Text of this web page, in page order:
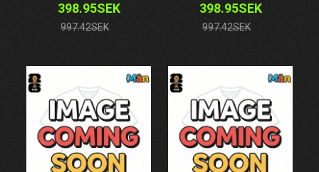
398.95SEK
997.42SEK
398.95SEK
997.42SEK